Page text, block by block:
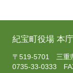
紀宝町役場 本
〒519-5701 三重
0735-33-0333